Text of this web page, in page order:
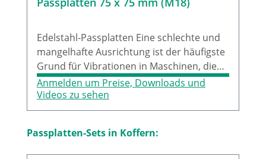
Edelstahl-Passplatten Eine schlechte und
mangelhafte Ausrichtung ist der häufigste
Grund für Vibrationen in Maschinen, die
einen immensen Energieverlust und
Schäden an Lager und Kupplung zur Folge
haben. Daraus resultiert ein Anstieg der
Effektivität Ihrer Maschinen und hat somit
negative Auswirkung auf den Gewinn Ihres
Anmelden um Preise, Downloads und
Videos zu sehen
Produktgalerie überspringen
Passplatten-Sets in Koffern: